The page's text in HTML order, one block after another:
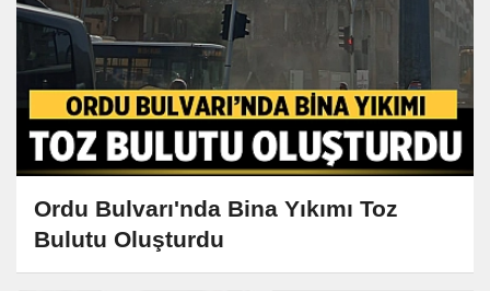
Ordu Bulvarı'nda Bina Yıkımı Toz
Bulutu Oluşturdu